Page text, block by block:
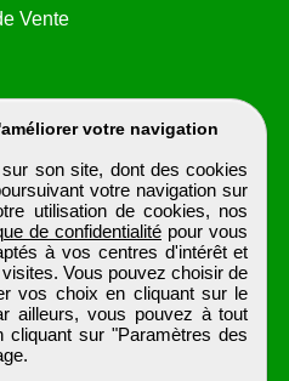
votre navigation
son site, dont des cookies
votre navigation sur
utilisation de cookies, nos
de confidentialité pour vous
à vos centres d'intérêt et
Vous pouvez choisir de
vos choix en cliquant sur le
ailleurs, vous pouvez à tout
cliquant sur "Paramètres des
Vente